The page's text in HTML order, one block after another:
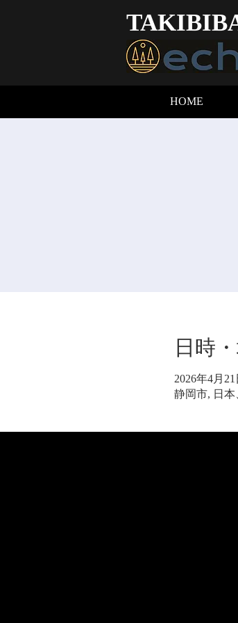
HOME
日時
2026年4月21
静岡市, 日本